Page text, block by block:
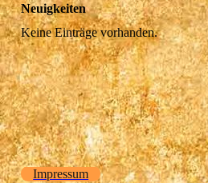
Neuigkeiten
Keine Einträge vorhanden.
Impressum